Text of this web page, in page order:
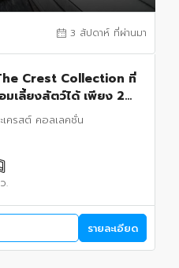
3 สัปดาห์ ที่ผ่านมา
Crest Collection ที่
เลี้ยงสัตว์ได้ เพียง 20
ครสต์ คอลเลคชั่น
.
รายละเอียด